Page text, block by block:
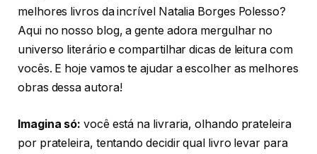
melhores livros da incrível Natalia Borges Polesso?
Aqui no nosso blog, a gente adora mergulhar no
universo literário e compartilhar dicas de leitura com
vocês. E hoje vamos te ajudar a escolher as melhores
obras dessa autora!
Imagina só: você está na livraria, olhando prateleira
por prateleira, tentando decidir qual livro levar para